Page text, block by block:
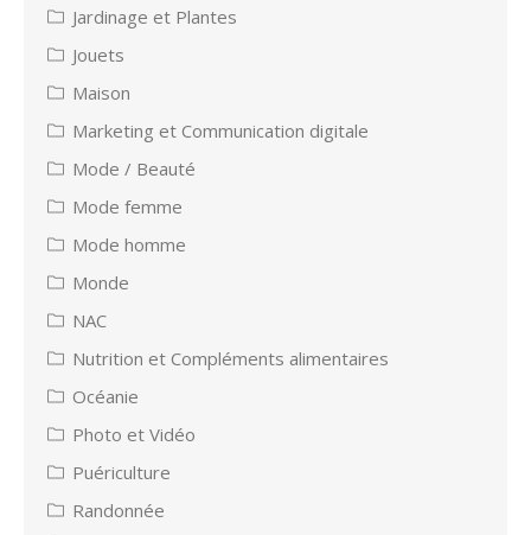
Jardinage et Plantes
Jouets
Maison
Marketing et Communication digitale
Mode / Beauté
Mode femme
Mode homme
Monde
NAC
Nutrition et Compléments alimentaires
Océanie
Photo et Vidéo
Puériculture
Randonnée